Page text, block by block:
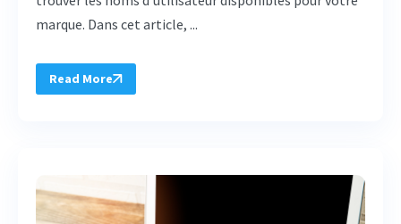
marque. Dans cet article, ...
Read More